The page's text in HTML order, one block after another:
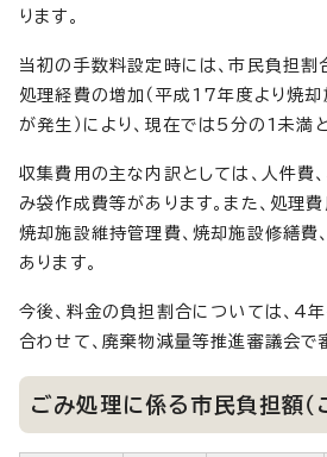
ります。
当初の手数料設定時には、市民負担割
処理経費の増加（平成17年度より焼却
が発生）により、現在では5分の1未満
収集費用の主な内訳としては、人件費
み袋作成費等があります。また、処理
焼却施設維持管理費、焼却施設修繕費、
あります。
今後、料金の負担割合については、4
合わせて、廃棄物減量等推進審議会で
ごみ処理に係る市民負担額（